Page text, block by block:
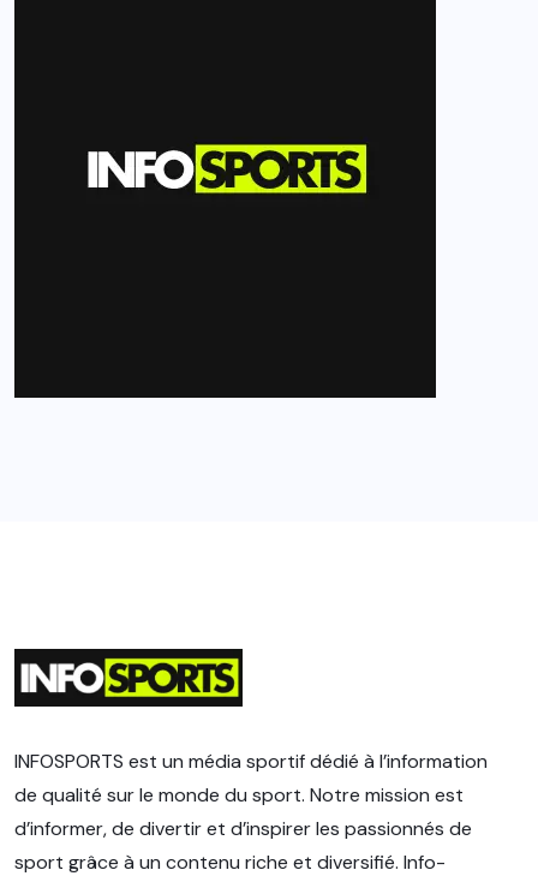
INFOSPORTS est un média sportif dédié à l’information
de qualité sur le monde du sport. Notre mission est
d’informer, de divertir et d’inspirer les passionnés de
sport grâce à un contenu riche et diversifié. Info-